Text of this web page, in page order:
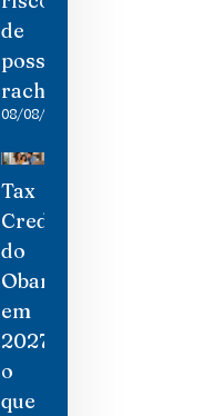
de
possíveis
rachaduras
08/08/2026
Tax
Credit
do
Obamacare
em
2027:
o
que